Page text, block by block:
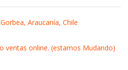
Araucanía, Chile
ventas online. (estamos Mudando)